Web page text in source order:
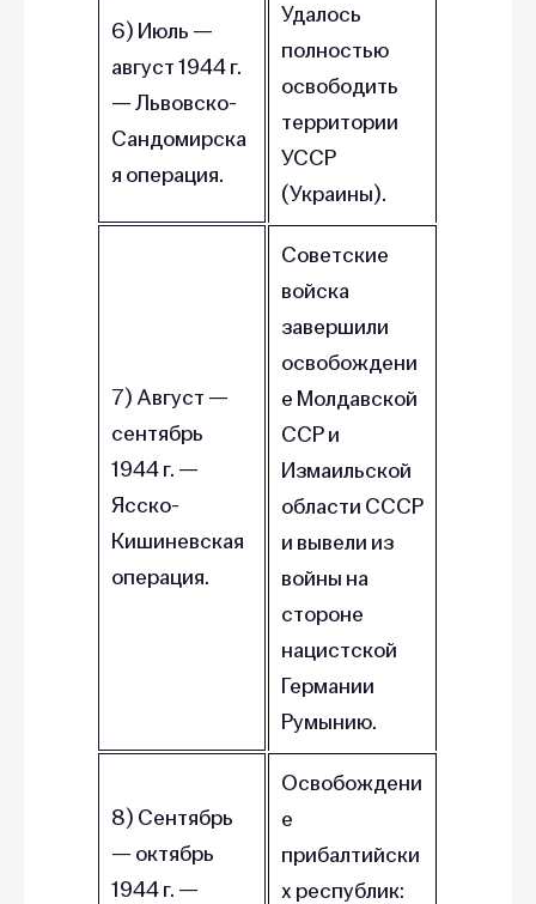
6) Июль —
август 1944 г.
— Львовско-
Сандомирска
я операция.
Удалось
полностью
освободить
территории
УССР
(Украины).
7) Август —
сентябрь
1944 г. —
Ясско-
Кишиневская
операция.
Советские
войска
завершили
освобождени
е Молдавской
ССР и
Измаильской
области СССР
и вывели из
войны на
стороне
нацистской
Германии
Румынию.
8) Сентябрь
— октябрь
1944 г. —
Освобождени
е
прибалтийски
х республик: